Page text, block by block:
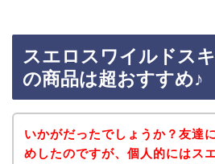
スエロスワイルドス
の商品は超おすすめ♪
いかがだったでしょうか？友達
めしたのですが、個人的にはス